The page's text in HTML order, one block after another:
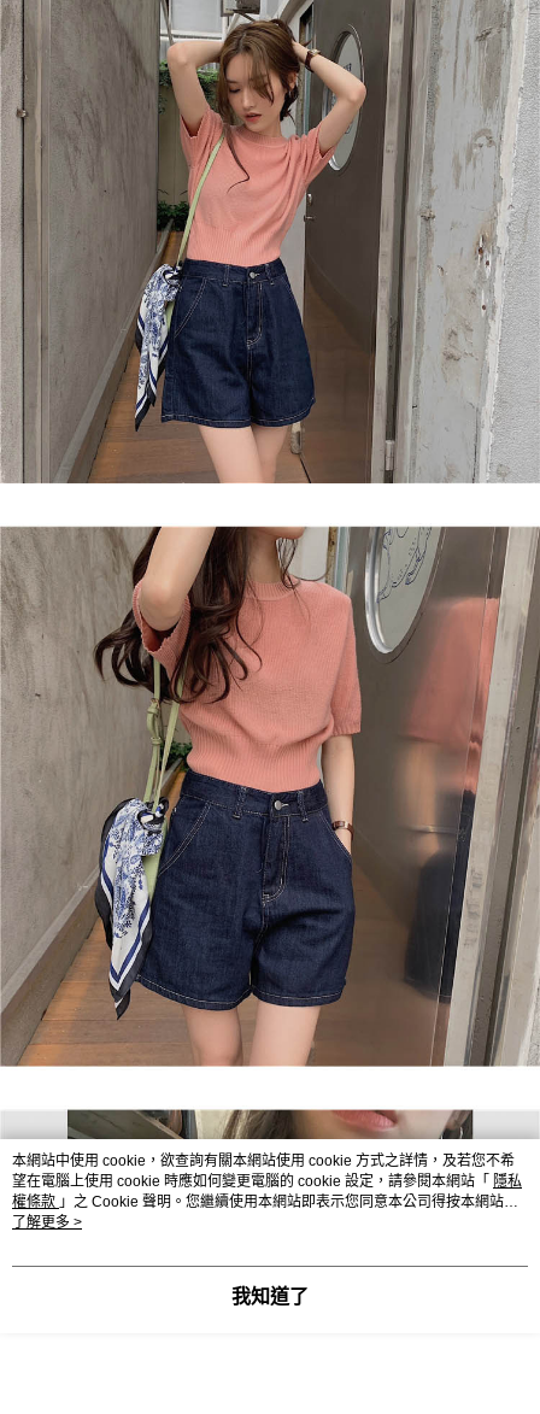
本網站中使用 cookie，欲查詢有關本網站使用 cookie 方式之詳情，及若您不希
望在電腦上使用 cookie 時應如何變更電腦的 cookie 設定，請參閱本網站「 隱私
權條款 」之 Cookie 聲明。您繼續使用本網站即表示您同意本公司得按本網站使
用條款之 Cookie 聲明使用 cookie。
了解更多 >
我知道了